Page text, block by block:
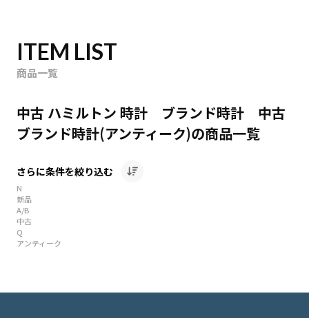
ITEM LIST
商品一覧
中古 ハミルトン 時計 ブランド時計 中古
ブランド時計(アンティーク)の商品一覧
さらに条件を絞り込む
N
新品
A/B
中古
Q
アンティーク